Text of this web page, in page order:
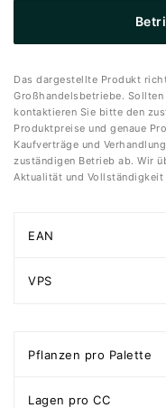
Das dargestellte Produkt
Großhandelsbetriebe. Sollten
kontaktieren Sie bitte den
Produktpreise und genaue
Kaufverträge und
zuständigen Betrieb ab. Wir
Aktualität und
EAN
VPS
Pflanzen pro Palette
Lagen pro CC